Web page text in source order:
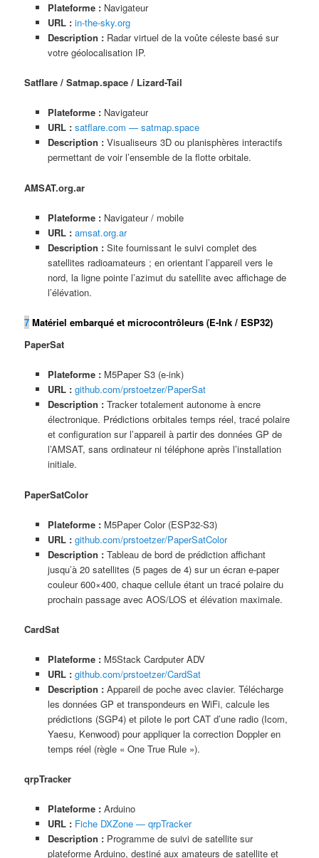
Plateforme : Navigateur
URL : in-the-sky.org
Description : Radar virtuel de la voûte céleste basé sur
votre géolocalisation IP.
Satflare / Satmap.space / Lizard-Tail
Plateforme : Navigateur
URL : satflare.com — satmap.space
Description : Visualiseurs 3D ou planisphères interactifs
permettant de voir l’ensemble de la flotte orbitale.
AMSAT.org.ar
Plateforme : Navigateur / mobile
URL : amsat.org.ar
Description : Site fournissant le suivi complet des
satellites radioamateurs ; en orientant l’appareil vers le
nord, la ligne pointe l’azimut du satellite avec affichage de
l’élévation.
7 Matériel embarqué et microcontrôleurs (E-Ink / ESP32)
PaperSat
Plateforme : M5Paper S3 (e-ink)
URL : github.com/prstoetzer/PaperSat
Description : Tracker totalement autonome à encre
électronique. Prédictions orbitales temps réel, tracé polaire
et configuration sur l’appareil à partir des données GP de
l’AMSAT, sans ordinateur ni téléphone après l’installation
initiale.
PaperSatColor
Plateforme : M5Paper Color (ESP32-S3)
URL : github.com/prstoetzer/PaperSatColor
Description : Tableau de bord de prédiction affichant
jusqu’à 20 satellites (5 pages de 4) sur un écran e-paper
couleur 600×400, chaque cellule étant un tracé polaire du
prochain passage avec AOS/LOS et élévation maximale.
CardSat
Plateforme : M5Stack Cardputer ADV
URL : github.com/prstoetzer/CardSat
Description : Appareil de poche avec clavier. Télécharge
les données GP et transpondeurs en WiFi, calcule les
prédictions (SGP4) et pilote le port CAT d’une radio (Icom,
Yaesu, Kenwood) pour appliquer la correction Doppler en
temps réel (règle « One True Rule »).
qrpTracker
Plateforme : Arduino
URL : Fiche DXZone — qrpTracker
Description : Programme de suivi de satellite sur
plateforme Arduino, destiné aux amateurs de satellite et